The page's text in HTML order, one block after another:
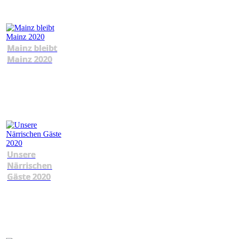
Mainz bleibt
Mainz 2020
Unsere
Närrischen
Gäste 2020